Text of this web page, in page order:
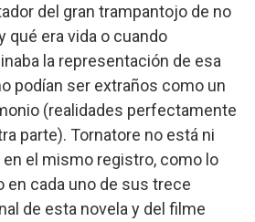
del gran trampantojo de no
qué era vida o cuando
la representación de esa
podían ser extraños como un
(realidades perfectamente
parte). Tornatore no está ni
el mismo registro, como lo
en cada uno de sus trece
de esta novela y del filme